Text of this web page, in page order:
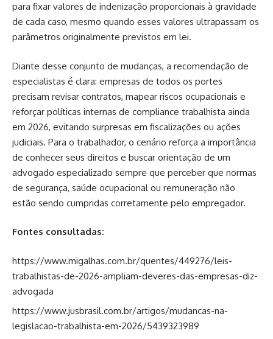
para fixar valores de indenização proporcionais à gravidade
de cada caso, mesmo quando esses valores ultrapassam os
parâmetros originalmente previstos em lei.
Diante desse conjunto de mudanças, a recomendação de
especialistas é clara: empresas de todos os portes
precisam revisar contratos, mapear riscos ocupacionais e
reforçar políticas internas de compliance trabalhista ainda
em 2026, evitando surpresas em fiscalizações ou ações
judiciais. Para o trabalhador, o cenário reforça a importância
de conhecer seus direitos e buscar orientação de um
advogado especializado sempre que perceber que normas
de segurança, saúde ocupacional ou remuneração não
estão sendo cumpridas corretamente pelo empregador.
Fontes consultadas:
https://www.migalhas.com.br/quentes/449276/leis-
trabalhistas-de-2026-ampliam-deveres-das-empresas-diz-
advogada
https://www.jusbrasil.com.br/artigos/mudancas-na-
legislacao-trabalhista-em-2026/5439323989